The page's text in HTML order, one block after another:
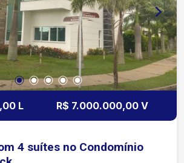
L R$ 7.000.000,00 V
4 suítes no Condomínio